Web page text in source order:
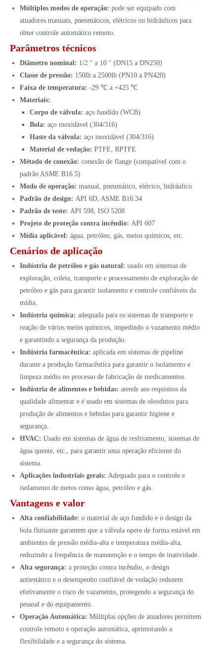
Múltiplos modos de operação: pode ser equipado com
atuadores manuais, pneumáticos, elétricos ou hidráulicos para
obter controle automático remoto.
Parâmetros técnicos
Diâmetro nominal: 1/2 ″ a 10 ″ (DN15 a DN250)
Classe de pressão: 150lb a 2500lb (PN10 a PN420)
Faixa de temperatura: -29 ℃ a +425 ℃
Materiais:
Corpo de válvula: aço fundido (WCB)
Bola: aço inoxidável (304/316)
Haste da válvula: aço inoxidável (304/316)
Material de vedação: PTFE, RPTFE
Método de conexão: conexão de flange (compatível com o
padrão ASME B16.5)
Modo de operação: manual, pneumático, elétrico, hidráulico
Padrão de design: API 6D, ASME B16.34
Padrão de teste: API 598, ISO 5208
Projeto de proteção contra incêndio: API 607
Mídia aplicável: água, petróleo, gás, meios químicos, etc.
Cenários de aplicação
Indústria de petróleo e gás natural: usado em sistemas de
exploração, coleta, transporte e processamento de exploração de
petróleo e gás para garantir isolamento e controle confiáveis ​​da
mídia.
Indústria química: adequada para os sistemas de transporte e
reação de vários meios químicos, impedindo o vazamento médio
e garantindo a segurança da produção.
Indústria farmacêutica: aplicada em sistemas de pipeline
durante a produção farmacêutica para garantir o isolamento e
limpeza médio no processo de fabricação de medicamentos.
Indústria de alimentos e bebidas: atende aos requisitos da
qualidade alimentar e é usado em sistemas de oleodutos para
produção de alimentos e bebidas para garantir higiene e
segurança.
HVAC: Usado em sistemas de água de resfriamento, sistemas de
água quente, etc., para garantir uma operação eficiente do
sistema.
Aplicações industriais gerais: Adequado para o controle e
isolamento de meios como água, petróleo e gás.
Vantagens e valor
Alta confiabilidade: o material de aço fundido e o design da
bola flutuante garantem que a válvula opere de forma estável em
ambientes de pressão média-alta e temperatura média-alta,
reduzindo a frequência de manutenção e o tempo de inatividade.
Alta segurança: a proteção contra incêndio, o design
antiestático e o desempenho confiável de vedação reduzem
efetivamente o risco de vazamento, protegendo a segurança do
pessoal e do equipamento.
Operação Automática: Múltiplas opções de atuadores permitem
controle remoto e operação automática, aprimorando a
flexibilidade e a segurança do sistema.